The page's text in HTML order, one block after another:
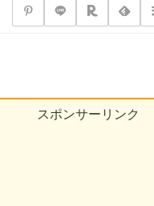
スポンサーリンク